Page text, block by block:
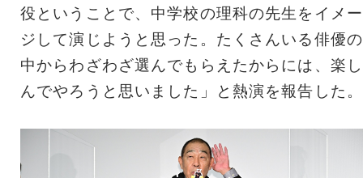
役ということで、中学校の理科の先生をイメー
ジして演じようと思った。たくさんいる俳優の
中からわざわざ選んでもらえたからには、楽し
んでやろうと思いました」と熱演を報告した。